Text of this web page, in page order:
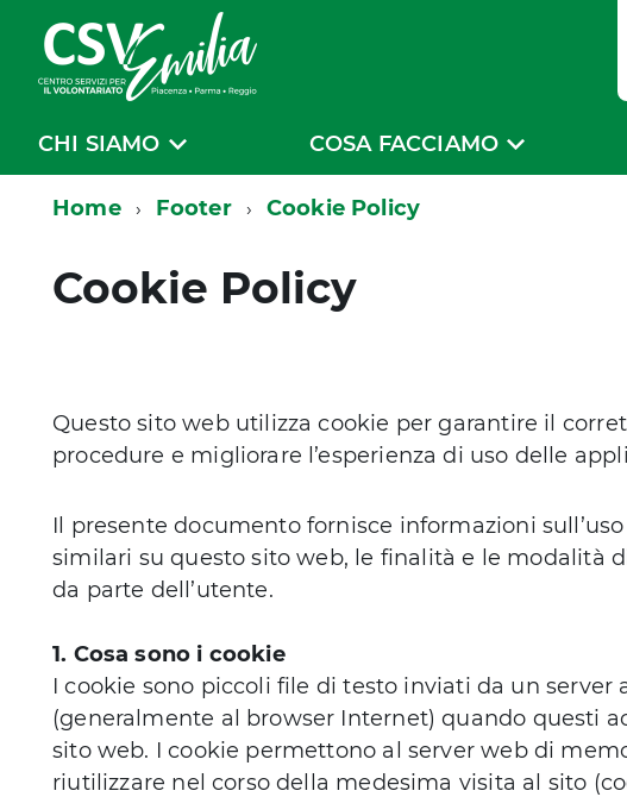
CHI SIAMO COSA FACCIAMO
Home Footer Cookie Policy
Cookie Policy
Questo sito web utilizza cookie per garantire il
procedure e migliorare l’esperienza di uso delle
Il presente documento fornisce informazioni
similari su questo sito web, le finalità e le modalità
da parte dell’utente.
1. Cosa sono i cookie
I cookie sono piccoli file di testo inviati da un
(generalmente al browser Internet) quando questi
sito web. I cookie permettono al server web di
riutilizzare nel corso della medesima visita al sito